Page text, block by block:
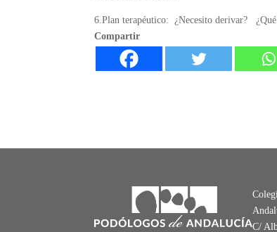
6.Plan terapéutico: ¿Necesito derivar? ¿Qué
Compartir
C/